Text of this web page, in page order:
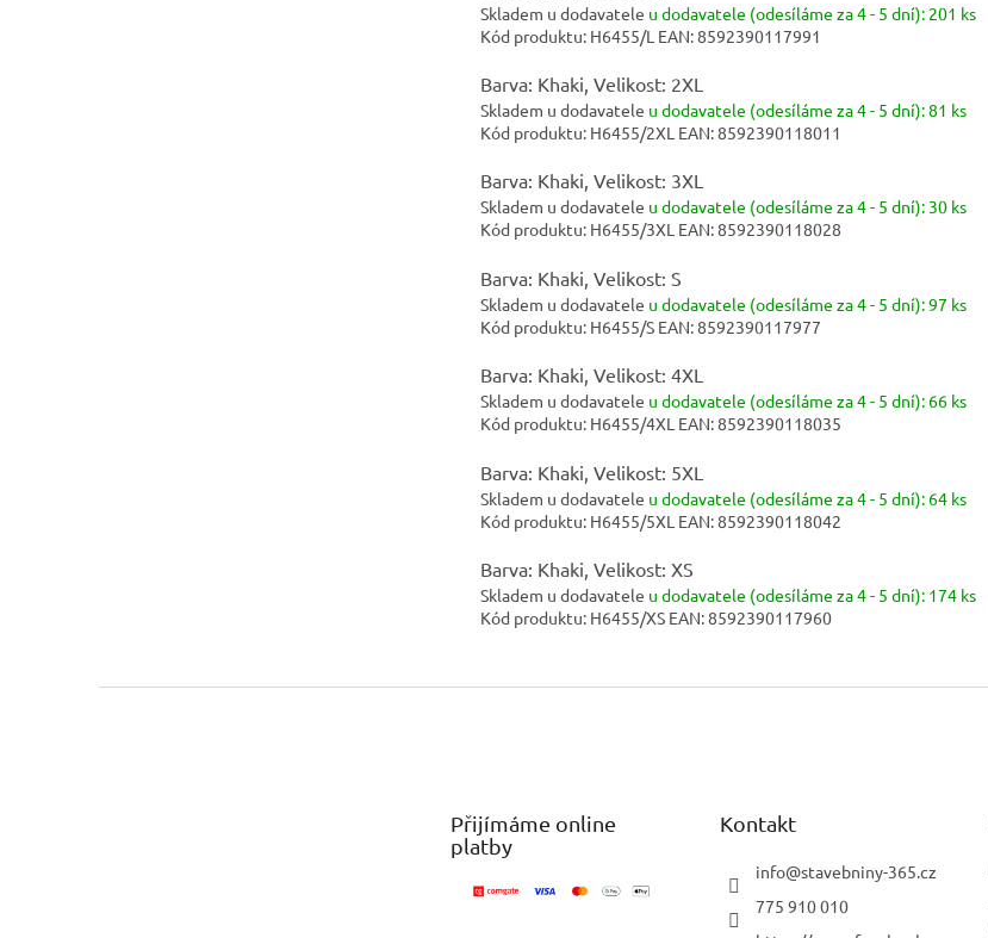
Skladem u dodavatele u dodavatele (odesíláme za 4 - 5 dní): 201 ks
Kód produktu: H6455/L EAN:8592390117991
Barva: Khaki, Velikost: 2XL
Skladem u dodavatele u dodavatele (odesíláme za 4 - 5 dní):81 ks
Kód produktu: H6455/2XL EAN:8592390118011
Barva: Khaki, Velikost: 3XL
Skladem u dodavatele u dodavatele (odesíláme za 4 - 5 dní): 30 ks
Kód produktu: H6455/3XL EAN:8592390118028
Barva: Khaki, Velikost: S
Skladem u dodavatele u dodavatele (odesíláme za 4 - 5 dní):97 ks
Kód produktu: H6455/S EAN:8592390117977
Barva: Khaki, Velikost: 4XL
Skladem u dodavatele u dodavatele (odesíláme za 4 - 5 dní): 66 ks
Kód produktu: H6455/4XL EAN:8592390118035
Barva: Khaki, Velikost: 5XL
Skladem u dodavatele u dodavatele (odesíláme za 4 - 5 dní): 64 ks
Kód produktu: H6455/5XL EAN:8592390118042
Barva: Khaki, Velikost: XS
Skladem u dodavatele u dodavatele (odesíláme za 4 - 5 dní): 174 ks
Kód produktu: H6455/XS EAN:8592390117960
Přijímáme online
platby
Kontakt
info@stavebniny-365.cz
775 910 010